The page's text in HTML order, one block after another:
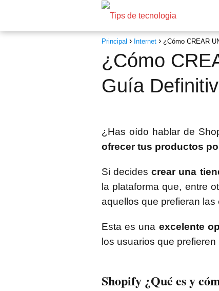
Principal Internet ¿Cómo CREAR
¿Cómo
Guía
¿Has oído hablar de
ofrecer tus productos
Si decidescrear una
la plataforma que, entre
aquellos que prefieran las
Esta es una excelente
los usuarios que
Shopify ¿Qué es y